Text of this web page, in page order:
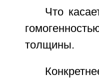
Что
толщины.